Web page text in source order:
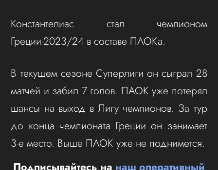
Константелиас стал чемпионом
Греции-2023/24 в составе ПАОКа.
В текущем сезоне Суперлиги он сыграл 28
матчей и забил 7 голов. ПАОК уже потерял
шансы на выход в Лигу чемпионов. За тур
до конца чемпионата Греции он занимает
3-е место. Выше ПАОК уже не поднимется.
Подписывайтесь на наш оперативный